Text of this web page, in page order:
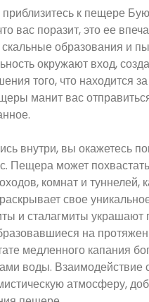
к пещере
вас поразит, это ее
образования и
окружают вход,
того, что находится
манит вас
внутри, вы окажетесь
Пещера может
комнат и туннелей,
свое
и сталагмиты
на
медленного капания
воды. Взаимодействие
атмосферу,